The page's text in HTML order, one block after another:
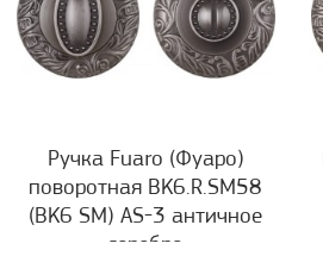
Ручка Fuaro (Фуаро)
поворотная BK6.R.SM58
(BK6 SM) AS-3 античное
серебро